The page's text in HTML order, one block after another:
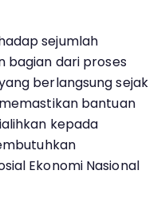
sejumlah
bagian dari proses
berlangsung sejak
bantuan
kepada
Ekonomi Nasional